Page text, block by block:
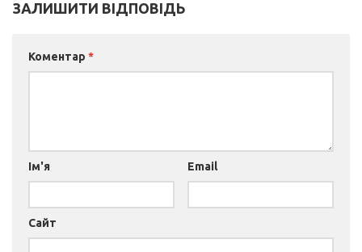
ЗАЛИШИТИ ВІДПОВІДЬ
Коментар *
Ім'я Email
Сайт